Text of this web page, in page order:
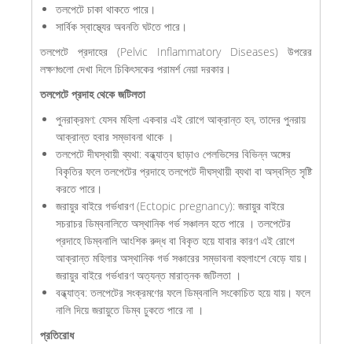
তলপেটে চাকা থাকতে পারে।
সার্বিক স্বাস্থ্যের অবনতি ঘটতে পারে।
তলপেটে প্রদাহের (Pelvic Inflammatory Diseases) উপরের
লক্ষণগুলো দেখা দিলে চিকিৎসকের পরামর্শ নেয়া দরকার।
তলপেটে প্রদাহ থেকে জটিলতা
পুনরাক্রমণ: যেসব মহিলা একবার এই রোগে আক্রান্ত হন, তাদের পুনরায়
আক্রান্ত হবার সম্ভাবনা থাকে ।
তলপেটে দীঘস্থায়ী ব্যথা: বন্ধ্যাত্ব ছাড়াও পেলভিসের বিভিন্ন অঙ্গের
বিকৃতির ফলে তলপেটের প্রদাহে তলপেটে দীঘস্থায়ী ব্যথা বা অস্বস্তি সৃষ্টি
করতে পারে।
জরায়ুর বাইরে গর্ভধারণ (Ectopic pregnancy): জরায়ুর বাইরে
সচরাচর ডিম্বনালিতে অস্থানিক গর্ভ সঞ্চালন হতে পারে । তলপেটের
প্রদাহে ডিম্বনালি আংশিক রুদ্ধ বা বিকৃত হয়ে যাবার কারণ এই রোগে
আক্রান্ত মহিলার অস্থানিক গর্ভ সঞ্চারের সম্ভাবনা বহুলাংশে বেড়ে যায়।
জরায়ুর বাইরে গর্ভধারণ অত্যন্ত মারাত্নক জটিলতা ।
বন্ধ্যাত্ব: তলপেটের সংক্রমণের ফলে ডিম্বনালি সংকোচিত হয়ে যায়। ফলে
নালি দিয়ে জরায়ুতে ডিম্ব ঢুকতে পারে না ।
প্রতিরোধ